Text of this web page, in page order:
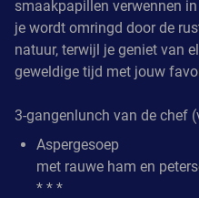
smaakpapillen verwennen
je wordt omringd door de
natuur, terwijl je geniet van
geweldige tijd met jouw
3-gangenlunch van de chef
Aspergesoep
met rauwe ham en
* * *